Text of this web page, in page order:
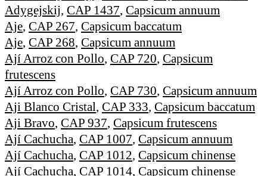
Adygejskij, CAP 1437, Capsicum annuum
Aje, CAP 267, Capsicum baccatum
Aje, CAP 268, Capsicum annuum
Ají Arroz con Pollo, CAP 720, Capsicum
frutescens
Ají Arroz con Pollo, CAP 730, Capsicum annuum
Aji Blanco Cristal, CAP 333, Capsicum baccatum
Aji Bravo, CAP 937, Capsicum frutescens
Ají Cachucha, CAP 1007, Capsicum annuum
Ají Cachucha, CAP 1012, Capsicum chinense
Ají Cachucha, CAP 1014, Capsicum chinense